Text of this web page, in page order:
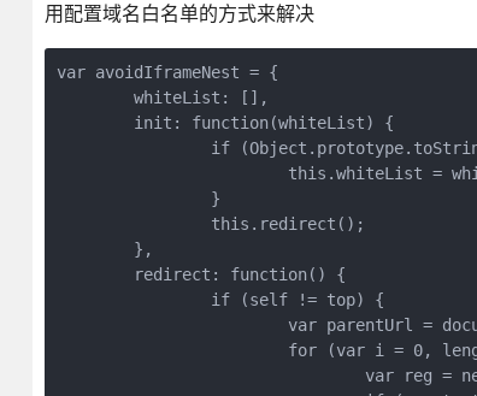
用配置域名白名单的方式来解决
var avoidIframeNest = {
	whiteList: [],
	init: function(whiteList) {
if
this.whiteList =
		}
		this.redirect();
	},
	redirect: function() {
		if (self != top) {
var parentUrl =
for (var i = 0,
var reg